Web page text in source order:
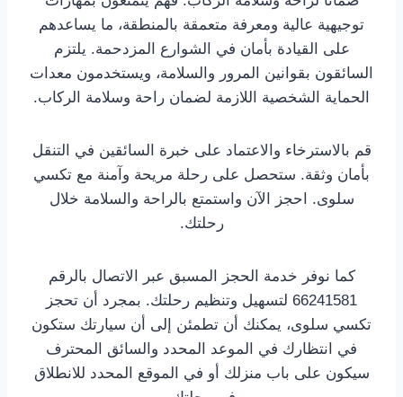
توجيهية عالية ومعرفة متعمقة بالمنطقة، ما يساعدهم
على القيادة بأمان في الشوارع المزدحمة. يلتزم
السائقون بقوانين المرور والسلامة، ويستخدمون معدات
الحماية الشخصية اللازمة لضمان راحة وسلامة الركاب.
قم بالاسترخاء والاعتماد على خبرة السائقين في التنقل
بأمان وثقة. ستحصل على رحلة مريحة وآمنة مع تكسي
سلوى. احجز الآن واستمتع بالراحة والسلامة خلال
رحلتك.
كما نوفر خدمة الحجز المسبق عبر الاتصال بالرقم
66241581 لتسهيل وتنظيم رحلتك. بمجرد أن تحجز
تكسي سلوى، يمكنك أن تطمئن إلى أن سيارتك ستكون
في انتظارك في الموعد المحدد والسائق المحترف
سيكون على باب منزلك أو في الموقع المحدد للانطلاق